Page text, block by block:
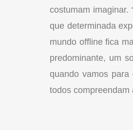
costumam imaginar.
que determinada
mundo offline fica
predominante, um
quando vamos
todos compreendam